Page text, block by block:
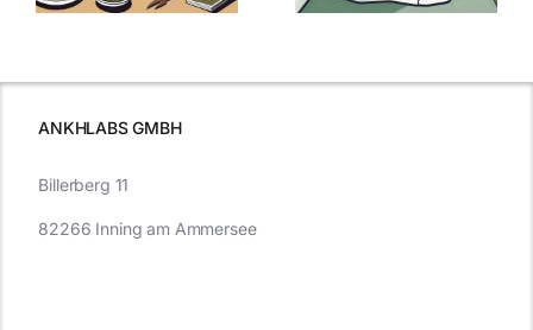
müssen
was Sie
ANKHLABS GMBH
Billerberg 11
82266 Inning am Ammersee